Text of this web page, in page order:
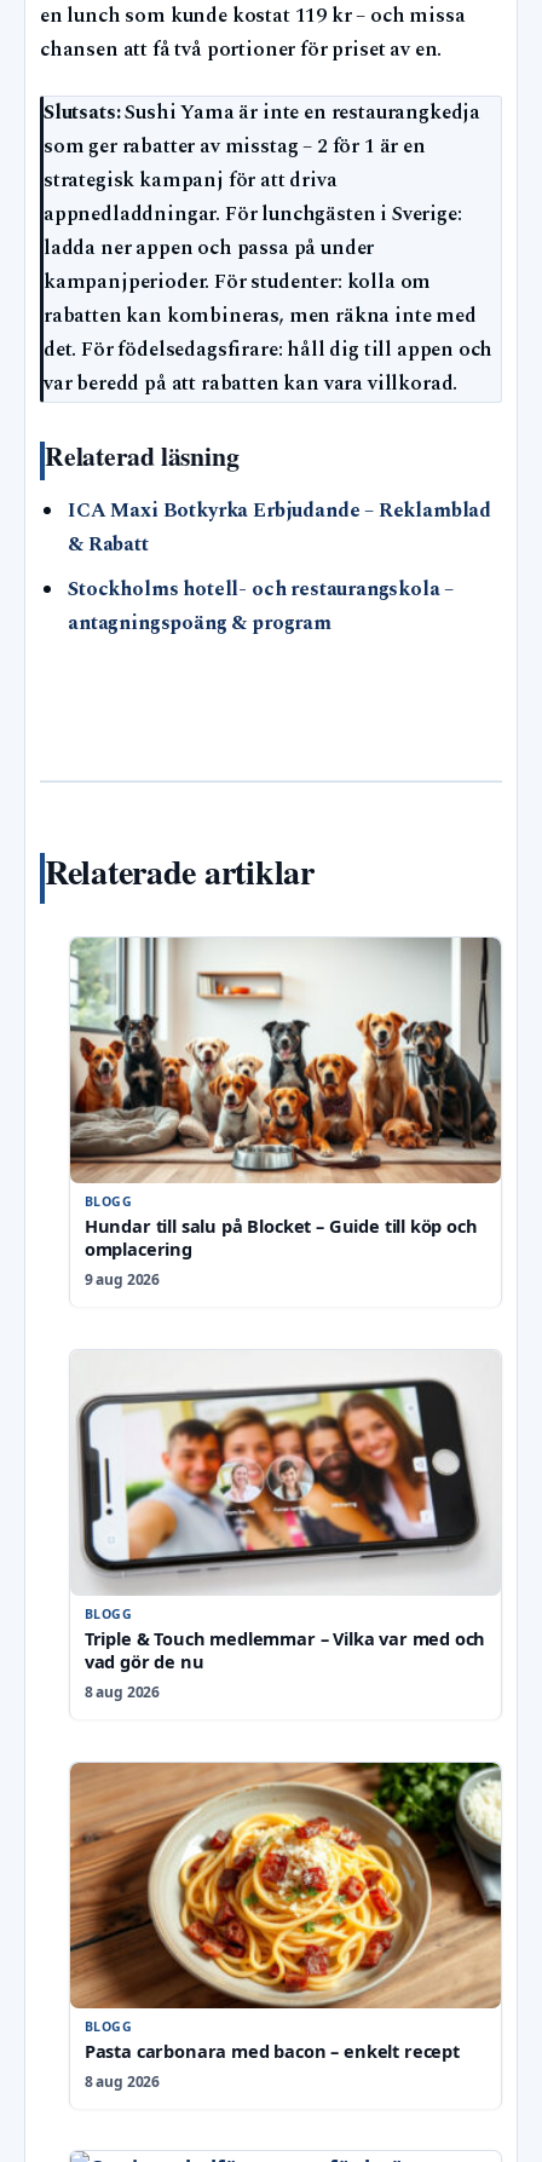
en lunch som kunde kostat 119 kr – och missa
chansen att få två portioner för priset av en.
Slutsats:Sushi Yama är inte en restaurangkedja
som ger rabatter av misstag – 2 för 1 är en
strategisk kampanj för att driva
appnedladdningar. För lunchgästen i Sverige:
ladda ner appen och passa på under
kampanjperioder. För studenter: kolla om
rabatten kan kombineras, men räkna inte med
det. För födelsedagsfirare: håll dig till appen och
var beredd på att rabatten kan vara villkorad.
Relaterad läsning
ICA Maxi Botkyrka Erbjudande – Reklamblad
& Rabatt
Stockholms hotell- och restaurangskola –
antagningspoäng & program
Relaterade artiklar
BLOGG
Hundar till salu på Blocket – Guide till köp och
omplacering
9 aug 2026
BLOGG
Triple & Touch medlemmar – Vilka var med och
vad gör de nu
8 aug 2026
BLOGG
Pasta carbonara med bacon – enkelt recept
8 aug 2026